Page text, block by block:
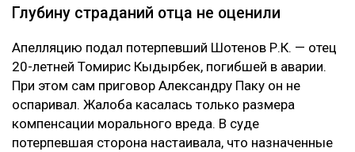
Глубину страданий отца не оценили
Апелляцию подал потерпевший Шотенов Р.К. — отец
20-летней Томирис Кыдырбек, погибшей в аварии.
При этом сам приговор Александру Паку он не
оспаривал. Жалоба касалась только размера
компенсации морального вреда. В суде
потерпевшая сторона настаивала, что назначенные